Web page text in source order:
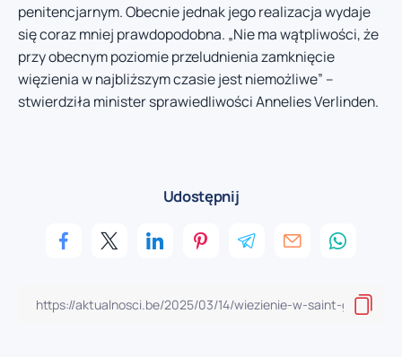
penitencjarnym. Obecnie jednak jego realizacja wydaje
się coraz mniej prawdopodobna. „Nie ma wątpliwości, że
przy obecnym poziomie przeludnienia zamknięcie
więzienia w najbliższym czasie jest niemożliwe” –
stwierdziła minister sprawiedliwości Annelies Verlinden.
Udostępnij